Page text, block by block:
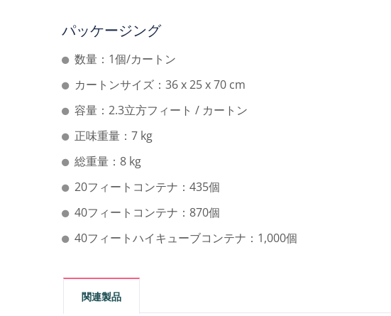
パッケージング
数量：1個/カートン
カートンサイズ：36 x 25 x 70 cm
容量：2.3立方フィート / カートン
正味重量：7 kg
総重量：8 kg
20フィートコンテナ：435個
40フィートコンテナ：870個
40フィートハイキューブコンテナ：1,000個
関連製品